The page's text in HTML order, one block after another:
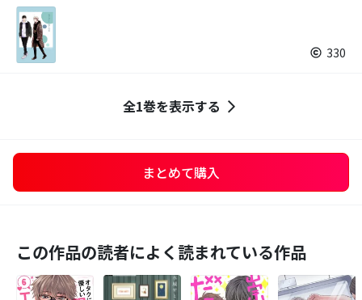
330
全1巻を表示する
まとめて購入
この作品の読者によく読まれている作品